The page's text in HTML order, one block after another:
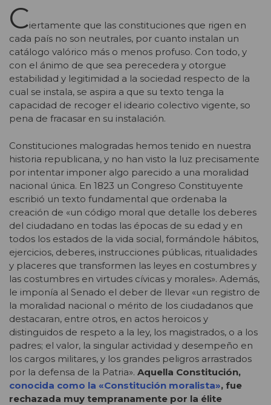
Ciertamente que las constituciones que rigen en
cada país no son neutrales, por cuanto instalan un
catálogo valórico más o menos profuso. Con todo, y
con el ánimo de que sea perecedera y otorgue
estabilidad y legitimidad a la sociedad respecto de la
cual se instala, se aspira a que su texto tenga la
capacidad de recoger el ideario colectivo vigente, so
pena de fracasar en su instalación.
Constituciones malogradas hemos tenido en nuestra
historia republicana, y no han visto la luz precisamente
por intentar imponer algo parecido a una moralidad
nacional única. En 1823 un Congreso Constituyente
escribió un texto fundamental que ordenaba la
creación de «un código moral que detalle los deberes
del ciudadano en todas las épocas de su edad y en
todos los estados de la vida social, formándole hábitos,
ejercicios, deberes, instrucciones públicas, ritualidades
y placeres que transformen las leyes en costumbres y
las costumbres en virtudes cívicas y morales». Además,
le imponía al Senado el deber de llevar «un registro de
la moralidad nacional o mérito de los ciudadanos que
destacaran, entre otros, en actos heroicos y
distinguidos de respeto a la ley, los magistrados, o a los
padres; el valor, la singular actividad y desempeño en
los cargos militares, y los grandes peligros arrastrados
por la defensa de la Patria». Aquella Constitución,
conocida como la «Constitución moralista», fue
rechazada muy tempranamente por la élite